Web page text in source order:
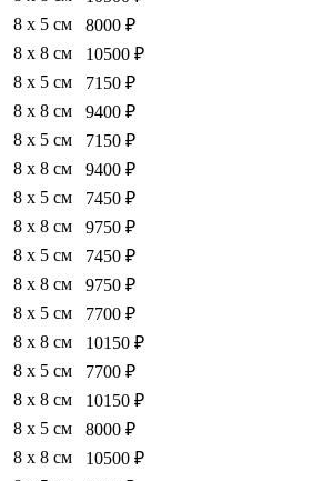
8 х 5 см
8000 ₽
8 х 8 см
10500 ₽
8 х 5 см
7150 ₽
8 х 8 см
9400 ₽
8 х 5 см
7150 ₽
8 х 8 см
9400 ₽
8 х 5 см
7450 ₽
8 х 8 см
9750 ₽
8 х 5 см
7450 ₽
8 х 8 см
9750 ₽
8 х 5 см
7700 ₽
8 х 8 см
10150 ₽
8 х 5 см
7700 ₽
8 х 8 см
10150 ₽
8 х 5 см
8000 ₽
8 х 8 см
10500 ₽